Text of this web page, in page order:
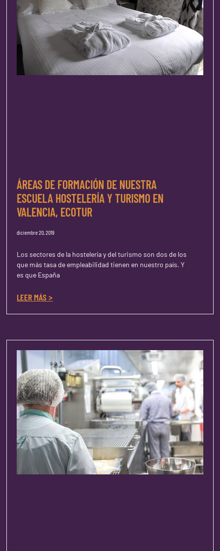
ÁREAS DE FORMACIÓN DE NUESTRA
ESCUELA HOSTELERÍA Y TURISMO EN
VALENCIA, ECOTUR
diciembre 20, 2019
Los sectores de la hostelería y del turismo son dos de los
que más tasa de empleabilidad tienen en nuestro país. Y
es que España
LEER MÁS >